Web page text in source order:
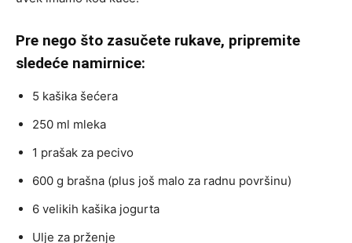
Pre nego što zasučete rukave, pripremite
sledeće namirnice:
5 kašika šećera
250 ml mleka
1 prašak za pecivo
600 g brašna (plus još malo za radnu površinu)
6 velikih kašika jogurta
Ulje za prženje